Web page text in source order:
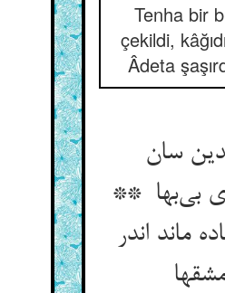
Tenha bir
çekildi,
Âdeta
سان
بی‌بها **
ماند اندر